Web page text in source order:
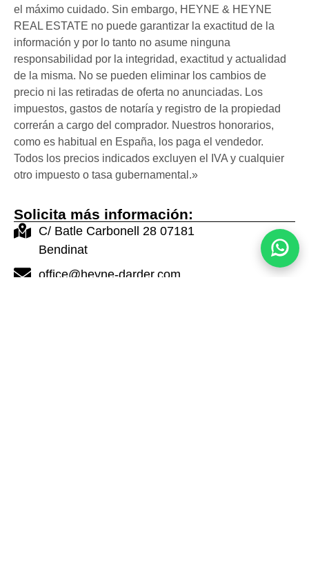
el máximo cuidado. Sin embargo, HEYNE & HEYNE
REAL ESTATE no puede garantizar la exactitud de la
información y por lo tanto no asume ninguna
responsabilidad por la integridad, exactitud y actualidad
de la misma. No se pueden eliminar los cambios de
precio ni las retiradas de oferta no anunciadas. Los
impuestos, gastos de notaría y registro de la propiedad
correrán a cargo del comprador. Nuestros honorarios,
como es habitual en España, los paga el vendedor.
Todos los precios indicados excluyen el IVA y cualquier
otro impuesto o tasa gubernamental.»
Solicita más información:
C/ Batle Carbonell 28 07181
Bendinat
office@heyne-darder.com